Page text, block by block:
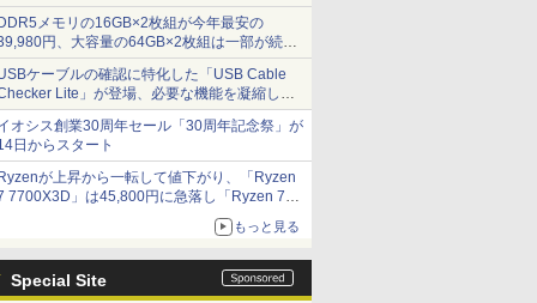
石田賀津男の『酒の肴にPCゲーム』】
メモリの16GB×2枚組が今年最安の
円、大容量の64GB×2枚組は一部が続騰
月前半のメモリ価格]
ケーブルの確認に特化した「USB Cable
Lite」が登場、必要な機能を凝縮しコ
パクトに 7日発売
オシス創業30周年セール「30周年記念祭」が
日からスタート
が上昇から一転して値下がり、「Ryzen
7700X3D」は45,800円に急落し「Ryzen 7
」との価格逆転解消 [8月前半のCPU
もっと見る
Special Site